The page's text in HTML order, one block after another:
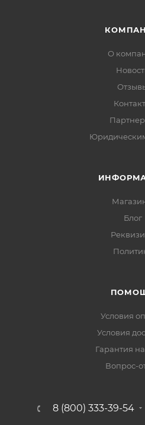
О
Блог
Условия
Условия
Гарантия
Вопрос-
8 (800) 333-39-54